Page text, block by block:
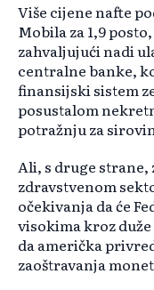
Više cijene nafte
Mobila za 1,9
zahvaljujući nadi
centralne banke,
finansijski sistem
posustalom
potražnju za
Ali, s druge strane,
zdravstvenom
očekivanja da će
visokima kroz
da američka
zaoštravanja